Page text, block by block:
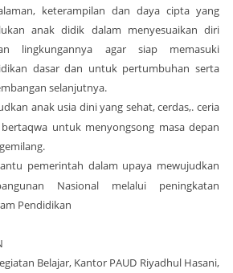
keterampilan dan daya cipta yang
anak didik dalam menyesuaikan diri
lingkungannya agar siap memasuki
dasar dan untuk pertumbuhan serta
selanjutnya.
anak usia dini yang sehat, cerdas,. ceria
untuk menyongsong masa depan
pemerintah dalam upaya mewujudkan
Nasional melalui peningkatan
Pendidikan
Belajar, Kantor PAUD Riyadhul Hasani,